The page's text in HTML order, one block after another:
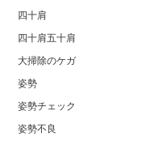
四十肩
四十肩五十肩
大掃除のケガ
姿勢
姿勢チェック
姿勢不良